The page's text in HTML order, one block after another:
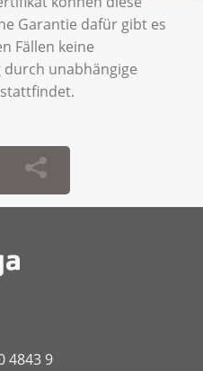
Garantie dafür gibt es
Fällen keine
unabhängige
4843 9